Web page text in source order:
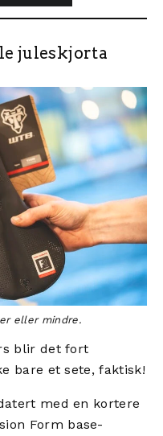
juleskjorta
eller mindre.
blir det fort
bare et sete, faktisk!
med en kortere
Form base-